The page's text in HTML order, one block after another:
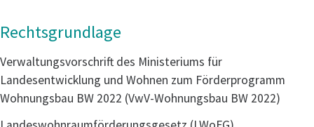
Rechtsgrundlage
Verwaltungsvorschrift des Ministeriums für
Landesentwicklung und Wohnen zum Förderprogramm
Wohnungsbau BW 2022 (VwV-Wohnungsbau BW 2022)